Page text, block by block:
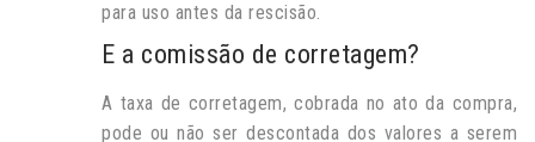
para uso antes da rescisão.
E a comissão de corretagem?
A taxa de corretagem, cobrada no ato da compra,
pode ou não ser descontada dos valores a serem